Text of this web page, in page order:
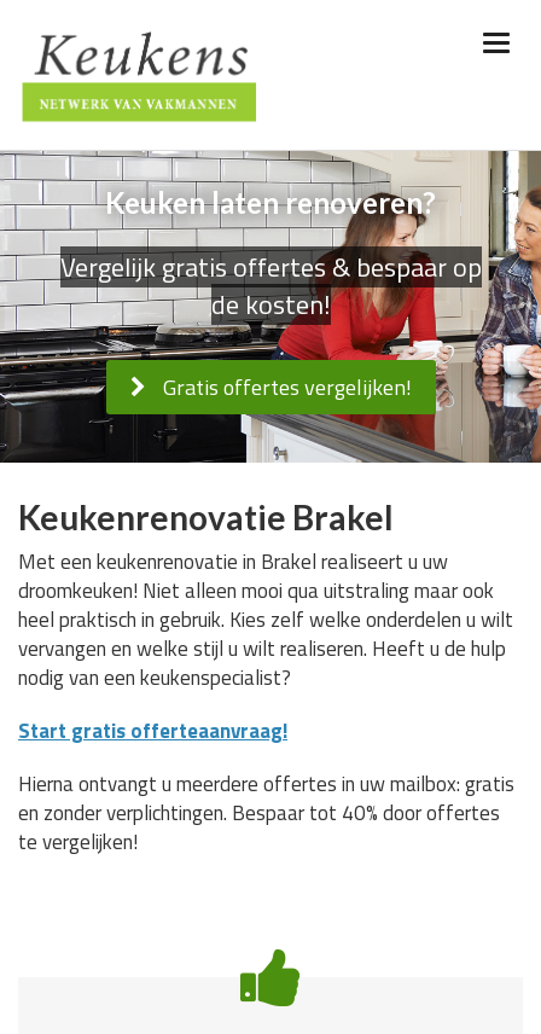
Keuken laten renoveren?
Vergelijk gratis offertes & bespaar op
de kosten!
Gratis offertes vergelijken!
Keukenrenovatie Brakel
Met een keukenrenovatie in Brakel realiseert u uw
droomkeuken! Niet alleen mooi qua uitstraling maar ook
heel praktisch in gebruik. Kies zelf welke onderdelen u wilt
vervangen en welke stijl u wilt realiseren. Heeft u de hulp
nodig van een keukenspecialist?
Start gratis offerteaanvraag!
Hierna ontvangt u meerdere offertes in uw mailbox: gratis
en zonder verplichtingen. Bespaar tot 40% door offertes
te vergelijken!